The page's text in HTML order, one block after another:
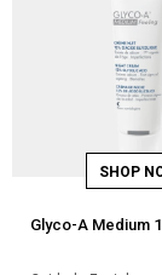
Glyco-A Medium